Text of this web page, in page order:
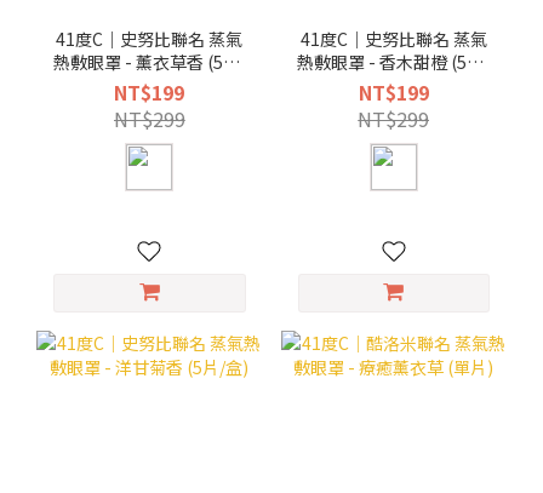
41度C｜史努比聯名 蒸氣
熱敷眼罩 - 薰衣草香 (5片/
盒)
NT$199
NT$299
41度C｜史努比聯名 蒸氣
熱敷眼罩 - 香木甜橙 (5片/
盒)
NT$199
NT$299